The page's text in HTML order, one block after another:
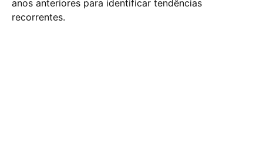
anos anteriores para identificar tendências
recorrentes.